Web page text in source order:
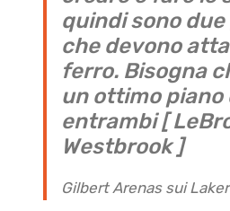
quindi sono
che devono
ferro. Bisogna
un ottimo piano
entrambi [
Westbrook ]
Gilbert Arenas sui